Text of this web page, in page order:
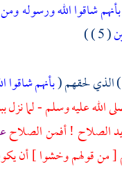
شاقوا الله ورسوله
( 5 ) )
لحقهم (بأنهم
الله عليه وسلم - لما نزل
الصلاح ! أفمن الصلاح
من قولهم وخشوا ] أن